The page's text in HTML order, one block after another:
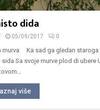
dida
05/09/2017 0
murva Ka sad ga gledan staroga
sida Sa svoje murve plod di ubere
više